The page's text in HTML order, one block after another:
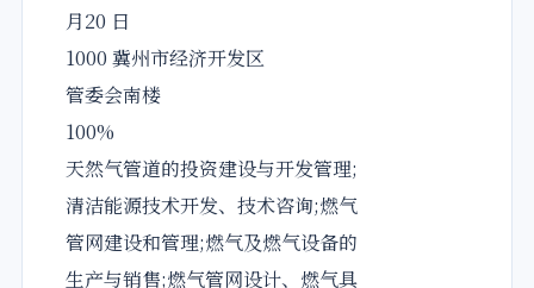
月20 日
1000 冀州市经济开发区
管委会南楼
100%
天然气管道的投资建设与开发管理;
清洁能源技术开发、技术咨询;燃气
管网建设和管理;燃气及燃气设备的
生产与销售;燃气管网设计、燃气具